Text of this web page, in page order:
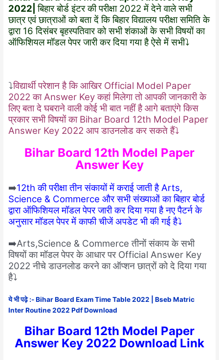
2022|बिहार बोर्ड इंटर की परीक्षा 2022 में देने वाले सभी
छात्र एवं छात्राओं को बता दें कि बिहार विद्यालय परीक्षा समिति के
द्वारा 16 दिसंबर बृहस्पतिवार को सभी शंकाओं के सभी विषयों का
ऑफिशियल मॉडल पेपर जारी कर दिया गया है ऐसे में सभी⤵️
⤵️विद्यार्थी परेशान है कि आखिर Official Model Paper
2022 का Answer Key कहां मिलेगा तो आपकी जानकारी के
लिए बता दे घबराने वाली कोई भी बात नहीं है आगे बताएंगे किस
प्रकार सभी विषयों का Bihar Board 12th Model Paper
Answer Key 2022 आप डाउनलोड कर सकते हैं⤵️
Bihar Board 12th Model Paper
Answer Key
➡️12th की परीक्षा तीन संकायों में कराई जाती है Arts,
Science & Commerce और सभी संख्याओं का बिहार बोर्ड
द्वारा ऑफिशियल मॉडल पेपर जारी कर दिया गया है नए पैटर्न के
अनुसार मॉडल पेपर में काफी चीजें अपडेट भी की गई है⤵️
➡️Arts,Science & Commerce तीनों संकाय के सभी
विषयों का मॉडल पेपर के आधार पर Official Answer Key
2022 नीचे डाउनलोड करने का ऑप्शन छात्रों को दे दिया गया
है⤵️
ये भी पढ़े :- Bihar Board Exam Time Table 2022 | Bseb Matric
Inter Routine 2022 Pdf Download
Bihar Board 12th Model Paper
Answer Key 2022 Download Link